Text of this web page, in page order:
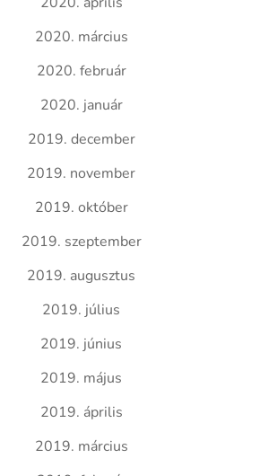
2020. március
2020. február
2020. január
2019. december
2019. november
2019. október
2019. szeptember
2019. augusztus
2019. július
2019. június
2019. május
2019. április
2019. március